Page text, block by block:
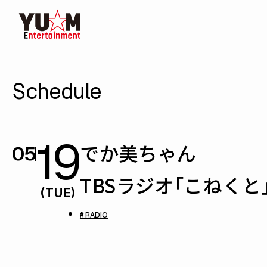
Schedule
0519
(TUE)
でか美ちゃん
TBSラジオ「こねくと
# RADIO